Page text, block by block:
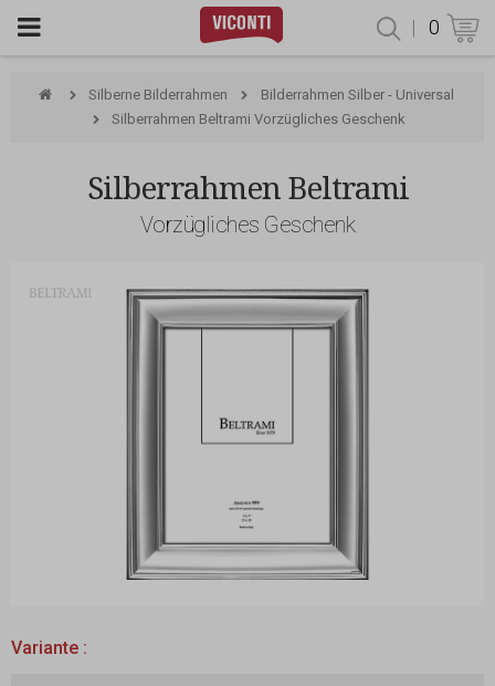
| 0
Silberne Bilderrahmen
Bilderrahmen Silber - Universal
Silberrahmen Beltrami Vorzügliches Geschenk
Silberrahmen Beltrami
Vorzügliches Geschenk
Beltrami
Variante :